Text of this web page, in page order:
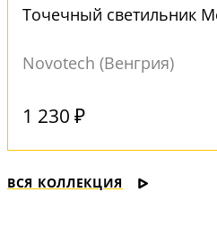
Точечный светильник
Novotech (Венгрия)
1 230 ₽
ВСЯ КОЛЛЕКЦИЯ